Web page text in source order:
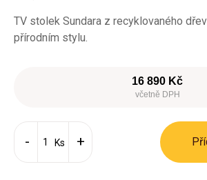
TV stolek Sundara z recyklovaného
přírodním stylu.
16 890 Kč
včetně DPH
Ks